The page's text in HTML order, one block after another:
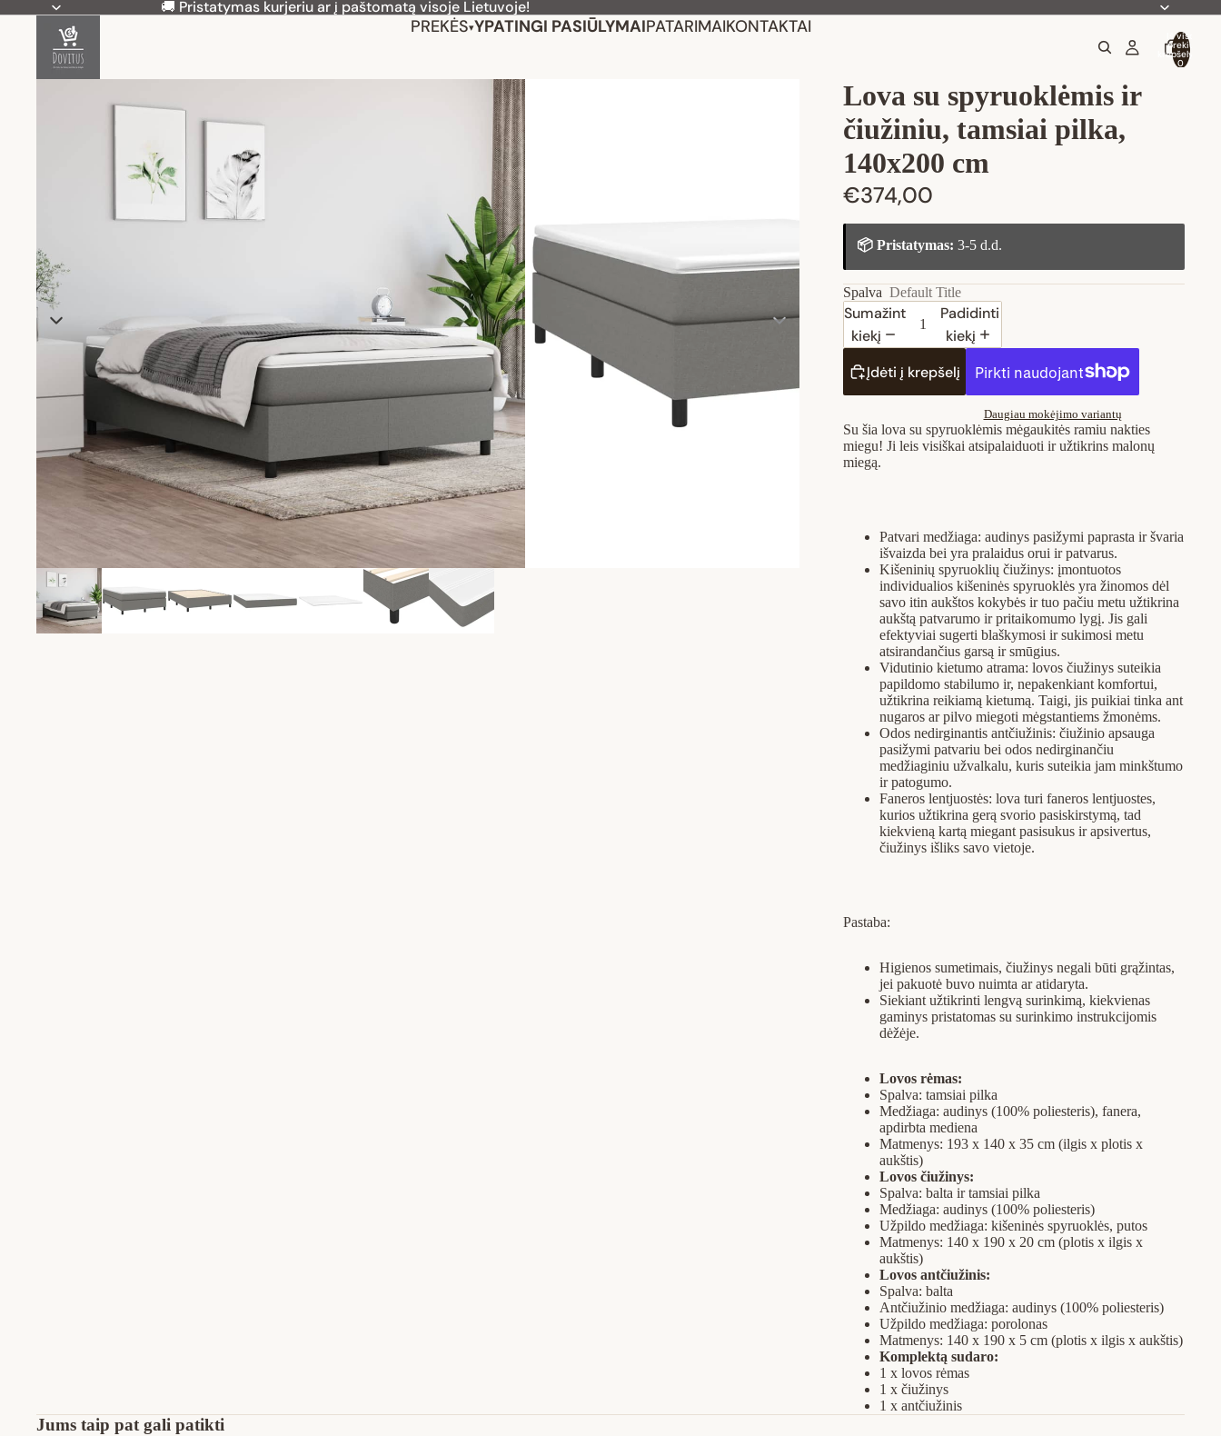
🚚 Pristatymas kurjeriu ar į paštomatą visoje Lietuvoje!
PREKĖS▾YPATINGI PASIŪLYMAIPATARIMAIKONTAKTAI Iš viso
prekių
krepšelyje:
0
Lova su spyruoklėmis ir
čiužiniu, tamsiai pilka,
140x200 cm
€374,00
📦 Pristatymas: 3-5 d.d.
Spalva Default Title
Sumažinti
kiekį
Padidinti
kiekį
Įdėti į krepšelį
Daugiau mokėjimo variantų
Su šia lova su spyruoklėmis mėgaukitės ramiu nakties
miegu! Ji leis visiškai atsipalaiduoti ir užtikrins malonų
miegą.
Patvari medžiaga: audinys pasižymi paprasta ir švaria
išvaizda bei yra pralaidus orui ir patvarus.
Kišeninių spyruoklių čiužinys: įmontuotos
individualios kišeninės spyruoklės yra žinomos dėl
savo itin aukštos kokybės ir tuo pačiu metu užtikrina
aukštą patvarumo ir pritaikomumo lygį. Jis gali
efektyviai sugerti blaškymosi ir sukimosi metu
atsirandančius garsą ir smūgius.
Vidutinio kietumo atrama: lovos čiužinys suteikia
papildomo stabilumo ir, nepakenkiant komfortui,
užtikrina reikiamą kietumą. Taigi, jis puikiai tinka ant
nugaros ar pilvo miegoti mėgstantiems žmonėms.
Odos nedirginantis antčiužinis: čiužinio apsauga
pasižymi patvariu bei odos nedirginančiu
medžiaginiu užvalkalu, kuris suteikia jam minkštumo
ir patogumo.
Faneros lentjuostės: lova turi faneros lentjuostes,
kurios užtikrina gerą svorio pasiskirstymą, tad
kiekvieną kartą miegant pasisukus ir apsivertus,
čiužinys išliks savo vietoje.
Pastaba:
Higienos sumetimais, čiužinys negali būti grąžintas,
jei pakuotė buvo nuimta ar atidaryta.
Siekiant užtikrinti lengvą surinkimą, kiekvienas
gaminys pristatomas su surinkimo instrukcijomis
dėžėje.
Lovos rėmas:
Spalva: tamsiai pilka
Medžiaga: audinys (100% poliesteris), fanera,
apdirbta mediena
Matmenys: 193 x 140 x 35 cm (ilgis x plotis x
aukštis)
Lovos čiužinys:
Spalva: balta ir tamsiai pilka
Medžiaga: audinys (100% poliesteris)
Užpildo medžiaga: kišeninės spyruoklės, putos
Matmenys: 140 x 190 x 20 cm (plotis x ilgis x
aukštis)
Lovos antčiužinis:
Spalva: balta
Antčiužinio medžiaga: audinys (100% poliesteris)
Užpildo medžiaga: porolonas
Matmenys: 140 x 190 x 5 cm (plotis x ilgis x aukštis)
Komplektą sudaro:
1 x lovos rėmas
1 x čiužinys
1 x antčiužinis
Jums taip pat gali patikti